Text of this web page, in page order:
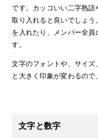
です。カッコいい二字熟
取り入れると良いでしょ
を入れたり、メンバー全
す。
文字のフォントや、サイ
と大きく印象が変わるので
文字と数字